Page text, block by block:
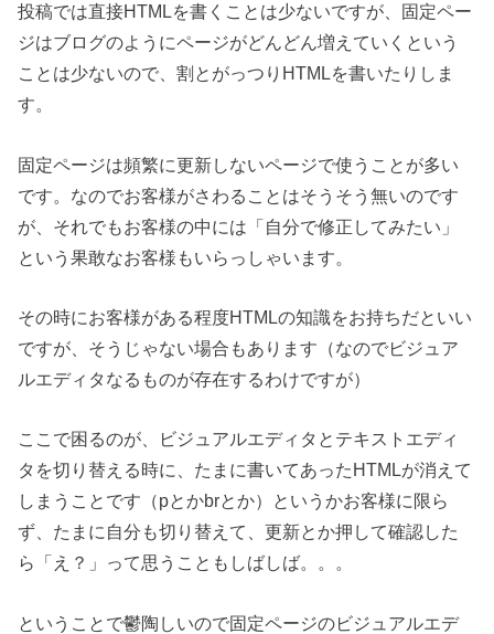
投稿では直接HTMLを書くことは少ないですが、固定ペー
ジはブログのようにページがどんどん増えていくという
ことは少ないので、割とがっつりHTMLを書いたりしま
す。
固定ページは頻繁に更新しないページで使うことが多い
です。なのでお客様がさわることはそうそう無いのです
が、それでもお客様の中には「自分で修正してみたい」
という果敢なお客様もいらっしゃいます。
その時にお客様がある程度HTMLの知識をお持ちだといい
ですが、そうじゃない場合もあります（なのでビジュア
ルエディタなるものが存在するわけですが）
ここで困るのが、ビジュアルエディタとテキストエディ
タを切り替える時に、たまに書いてあったHTMLが消えて
しまうことです（pとかbrとか）というかお客様に限ら
ず、たまに自分も切り替えて、更新とか押して確認した
ら「え？」って思うこともしばしば。。。
ということで鬱陶しいので固定ページのビジュアルエデ